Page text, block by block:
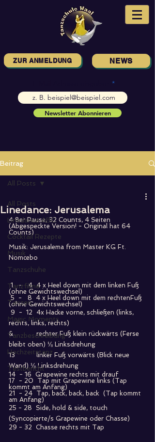
ZUR ANMELDUNG NEWS
Newsletter Abonnieren
Beitrag
All Posts
Linedance ABC
Cocktail Rezepte
Musik
Tanzschuhe
Tanzfilme
Tanzen
Magic Moments
Tanzbeschreibung
Hochzeitstanz
Testbericht
All Posts
Linedance: Jerusalema
4 8er Pause, 32 Counts, 4 Seiten
(Abgespeckte Version! - Original hat 64
Counts)
Musik: Jerusalema from Master KG Ft.
Nomcebo
1   -   4  4 x Heel down mit dem linken Fuß
(ohne Gewichtswechsel)
(ohne Gewichtswechsel)
rechts, links, rechts)
&            rechter Fuß klein rückwärts (Ferse
bleibt oben) ⅛ Linksdrehung
13           linker Fuß vorwärts (Blick neue
Wand) ⅛ Linksdrehung
14  - 16  Grapewine rechts mit drauf
17  - 20  Tap mit Grapewine links (Tap
kommt am Anfang)
21  - 24  Tap, back, back, back  (Tap kommt
am Anfang)
25 - 28  Side, hold & side, touch
(Syncopierte/s Grapewine oder Chasse)
29 - 32  Chasse rechts mit Tap